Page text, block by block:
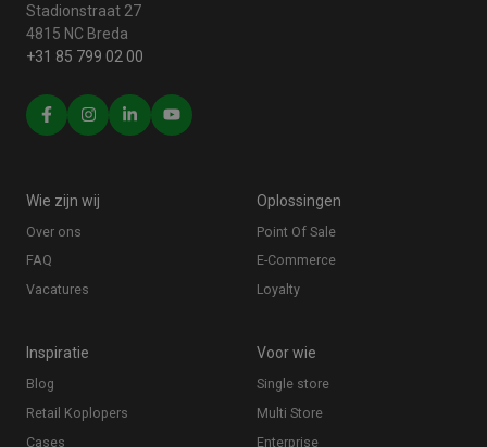
Stadionstraat 27
4815 NC Breda
+31 85 799 02 00
Wie zijn wij
Over ons
FAQ
Vacatures
Oplossingen
Point Of Sale
E-Commerce
Loyalty
Inspiratie
Blog
Retail Koplopers
Cases
Voor wie
Single store
Multi Store
Enterprise